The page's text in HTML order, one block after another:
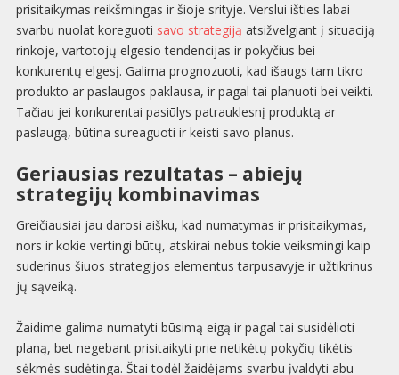
prisitaikymas reikšmingas ir šioje srityje. Verslui išties labai
svarbu nuolat koreguoti savo strategiją atsižvelgiant į situaciją
rinkoje, vartotojų elgesio tendencijas ir pokyčius bei
konkurentų elgesį. Galima prognozuoti, kad išaugs tam tikro
produkto ar paslaugos paklausa, ir pagal tai planuoti bei veikti.
Tačiau jei konkurentai pasiūlys patrauklesnį produktą ar
paslaugą, būtina sureaguoti ir keisti savo planus.
Geriausias rezultatas – abiejų
strategijų kombinavimas
Greičiausiai jau darosi aišku, kad numatymas ir prisitaikymas,
nors ir kokie vertingi būtų, atskirai nebus tokie veiksmingi kaip
suderinus šiuos strategijos elementus tarpusavyje ir užtikrinus
jų sąveiką.
Žaidime galima numatyti būsimą eigą ir pagal tai susidėlioti
planą, bet negebant prisitaikyti prie netikėtų pokyčių tikėtis
sėkmės sudėtinga. Štai todėl žaidėjams svarbu įvaldyti abu